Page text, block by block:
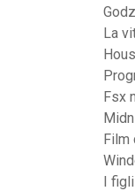
La
Fsx
Film
I